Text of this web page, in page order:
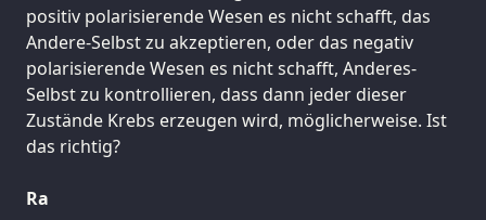
positiv polarisierende Wesen es nicht schafft, das
Andere-Selbst zu akzeptieren, oder das negativ
polarisierende Wesen es nicht schafft, Anderes-
Selbst zu kontrollieren, dass dann jeder dieser
Zustände Krebs erzeugen wird, möglicherweise. Ist
das richtig?
Ra